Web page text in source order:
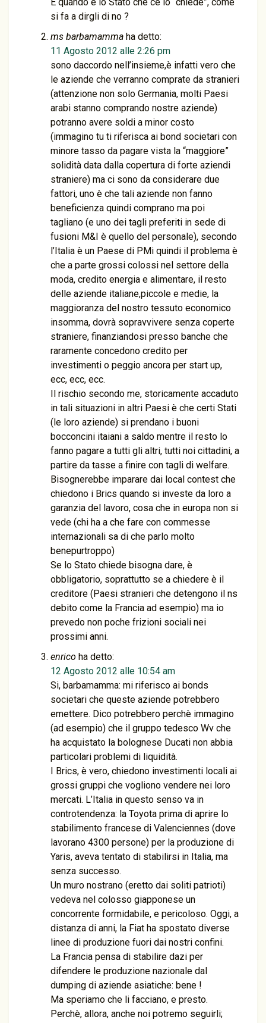
si fa a dirgli di no ?
ms barbamamma ha detto:
11 Agosto 2012 alle 2:26 pm
sono daccordo nell’insieme,è infatti vero che
le aziende che verranno comprate da stranieri
(attenzione non solo Germania, molti Paesi
arabi stanno comprando nostre aziende)
potranno avere soldi a minor costo
(immagino tu ti riferisca ai bond societari con
minore tasso da pagare vista la “maggiore”
solidità data dalla copertura di forte aziendi
straniere) ma ci sono da considerare due
fattori, uno è che tali aziende non fanno
beneficienza quindi comprano ma poi
tagliano (e uno dei tagli preferiti in sede di
fusioni M&I è quello del personale), secondo
l’Italia è un Paese di PMi quindi il problema è
che a parte grossi colossi nel settore della
moda, credito energia e alimentare, il resto
delle aziende italiane,piccole e medie, la
maggioranza del nostro tessuto economico
insomma, dovrà sopravvivere senza coperte
straniere, finanziandosi presso banche che
raramente concedono credito per
investimenti o peggio ancora per start up,
ecc, ecc, ecc.
Il rischio secondo me, storicamente accaduto
in tali situazioni in altri Paesi è che certi Stati
(le loro aziende) si prendano i buoni
bocconcini itaiani a saldo mentre il resto lo
fanno pagare a tutti gli altri, tutti noi cittadini, a
partire da tasse a finire con tagli di welfare.
Bisognerebbe imparare dai local contest che
chiedono i Brics quando si investe da loro a
garanzia del lavoro, cosa che in europa non si
vede (chi ha a che fare con commesse
internazionali sa di che parlo molto
benepurtroppo)
Se lo Stato chiede bisogna dare, è
obbligatorio, soprattutto se a chiedere è il
creditore (Paesi stranieri che detengono il ns
debito come la Francia ad esempio) ma io
prevedo non poche frizioni sociali nei
prossimi anni.
enrico ha detto:
12 Agosto 2012 alle 10:54 am
Si, barbamamma: mi riferisco ai bonds
societari che queste aziende potrebbero
emettere. Dico potrebbero perchè immagino
(ad esempio) che il gruppo tedesco Wv che
ha acquistato la bolognese Ducati non abbia
particolari problemi di liquidità.
I Brics, è vero, chiedono investimenti locali ai
grossi gruppi che vogliono vendere nei loro
mercati. L’Italia in questo senso va in
controtendenza: la Toyota prima di aprire lo
stabilimento francese di Valenciennes (dove
lavorano 4300 persone) per la produzione di
Yaris, aveva tentato di stabilirsi in Italia, ma
senza successo.
Un muro nostrano (eretto dai soliti patrioti)
vedeva nel colosso giapponese un
concorrente formidabile, e pericoloso. Oggi, a
distanza di anni, la Fiat ha spostato diverse
linee di produzione fuori dai nostri confini.
La Francia pensa di stabilire dazi per
difendere le produzione nazionale dal
dumping di aziende asiatiche: bene !
Ma speriamo che li facciano, e presto.
Perchè, allora, anche noi potremo seguirli;